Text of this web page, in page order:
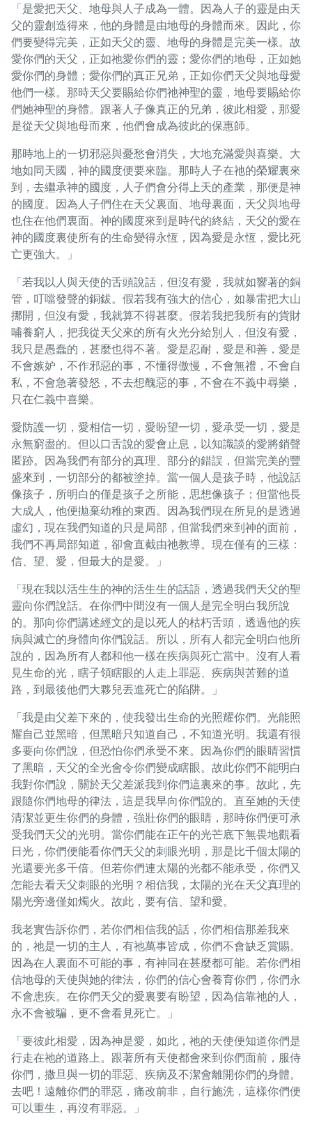
「是愛把天父、地母與人子成為一體。因為人子的靈是由天
父的靈創造得來，他的身體是由地母的身體而來。因此，你
們要變得完美，正如天父的靈、地母的身體是完美一樣。故
愛你們的天父，正如祂愛你們的靈；愛你們的地母，正如她
愛你們的身體；愛你們的真正兄弟，正如你們天父與地母愛
他們一樣。那時天父要賜給你們祂神聖的靈，地母要賜給你
們她神聖的身體。跟著人子像真正的兄弟，彼此相愛，那愛
是從天父與地母而來，他們會成為彼此的保惠師。
那時地上的一切邪惡與憂愁會消失，大地充滿愛與喜樂。大
地如同天國，神的國度便要來臨。那時人子在祂的榮耀裏來
到，去繼承神的國度，人子們會分得上天的產業，那便是神
的國度。因為人子們住在天父裏面、地母裏面，天父與地母
也住在他們裏面。神的國度來到是時代的終結，天父的愛在
神的國度裏使所有的生命變得永恆，因為愛是永恆，愛比死
亡更強大。」
「若我以人與天使的舌頭說話，但沒有愛，我就如響著的銅
管，叮噹發聲的銅鈸。假若我有強大的信心，如暴雷把大山
挪開，但沒有愛，我就算不得甚麼。假若我把我所有的貨財
哺養窮人，把我從天父來的所有火光分給別人，但沒有愛，
我只是愚蠢的，甚麼也得不著。愛是忍耐，愛是和善，愛是
不會嫉妒，不作邪惡的事，不懂得傲慢，不會無禮，不會自
私，不會急著發怒，不去想醜惡的事，不會在不義中尋樂，
只在仁義中喜樂。
愛防護一切，愛相信一切，愛盼望一切，愛承受一切，愛是
永無窮盡的。但以口舌說的愛會止息，以知識談的愛將銷聲
匿跡。因為我們有部分的真理、部分的錯誤，但當完美的豐
盛來到，一切部分的都被塗掉。當一個人是孩子時，他說話
像孩子，所明白的僅是孩子之所能，思想像孩子；但當他長
大成人，他便拋棄幼稚的東西。因為我們現在所見的是透過
虛幻，現在我們知道的只是局部，但當我們來到神的面前，
我們不再局部知道，卻會直截由祂教導。現在僅有的三樣：
信、望、愛，但最大的是愛。」
「現在我以活生生的神的活生生的話語，透過我們天父的聖
靈向你們說話。在你們中間沒有一個人是完全明白我所說
的。那向你們講述經文的是以死人的枯朽舌頭，透過他的疾
病與滅亡的身體向你們說話。所以，所有人都完全明白他所
說的，因為所有人都和他一樣在疾病與死亡當中。沒有人看
見生命的光，瞎子領瞎眼的人走上罪惡、疾病與苦難的道
路，到最後他們大夥兒丟進死亡的陷阱。」
「我是由父差下來的，使我發出生命的光照耀你們。光能照
耀自己並黑暗，但黑暗只知道自己，不知道光明。我還有很
多要向你們說，但恐怕你們承受不來。因為你們的眼睛習慣
了黑暗，天父的全光會令你們變成瞎眼。故此你們不能明白
我對你們說，關於天父差派我到你們這裏來的事。故此，先
跟隨你們地母的律法，這是我早向你們說的。直至她的天使
清潔並更生你們的身體，強壯你們的眼睛，那時你們便可承
受我們天父的光明。當你們能在正午的光芒底下無畏地觀看
日光，你們便能看你們天父的刺眼光明，那是比千個太陽的
光還要光多千倍。但若你們連太陽的光都不能承受，你們又
怎能去看天父刺眼的光明？相信我，太陽的光在天父真理的
陽光旁邊僅如燭火。故此，要有信、望和愛。
我老實告訴你們，若你們相信我的話，你們相信那差我來
的，祂是一切的主人，有祂萬事皆成，你們不會缺乏賞賜。
因為在人裏面不可能的事，有神同在甚麼都可能。若你們相
信地母的天使與她的律法，你們的信心會養育你們，你們永
不會患疾。在你們天父的愛裏要有盼望，因為信靠祂的人，
永不會被騙，更不會看見死亡。」
「要彼此相愛，因為神是愛，如此，祂的天使便知道你們是
行走在祂的道路上。跟著所有天使都會來到你們面前，服侍
你們，撒旦與一切的罪惡、疾病及不潔會離開你們的身體。
去吧！遠離你們的罪惡，痛改前非，自行施洗，這樣你們便
可以重生，再沒有罪惡。」